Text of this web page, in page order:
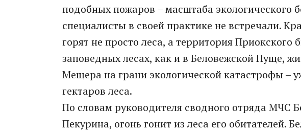
подобных пожаров – масштаба экологического
специалисты в своей практике не встречали.
горят не просто леса, а территория Приокского
заповедных лесах, как и в Беловежской Пуще,
Мещера на грани экологической катастрофы –
гектаров леса.
По словам руководителя сводного отряда МЧС
Пекурина, огонь гонит из леса его обитателей.